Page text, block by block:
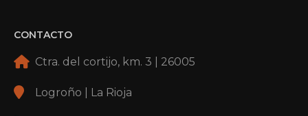
CONTACTO
Ctra. del cortijo, km. 3 | 26005
Logroño | La Rioja